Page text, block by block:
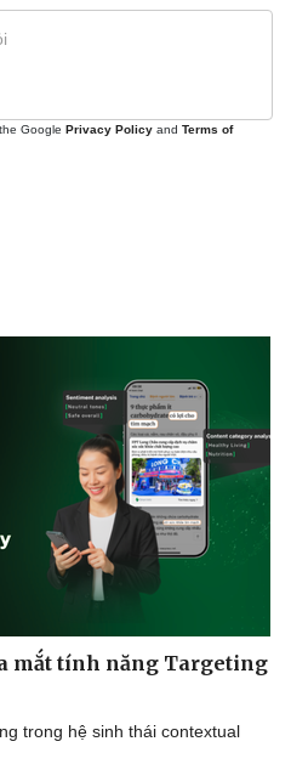
Google Privacy Policy and Terms of
mắt tính năng Targeting
trong hệ sinh thái contextual